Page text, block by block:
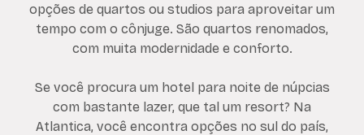
opções de quartos ou studios para aproveitar um
tempo com o cônjuge. São quartos renomados,
com muita modernidade e conforto.
Se você procura um hotel para noite de núpcias
com bastante lazer, que tal um resort? Na
Atlantica, você encontra opções no sul do país,